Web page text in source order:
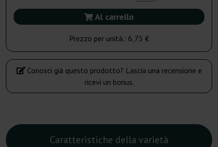
Al carrello
Prezzo per unità.: 6,75 €
Conosci già questo prodotto? Lascia una recensione e
ricevi un bonus.
Caratteristiche della varietà